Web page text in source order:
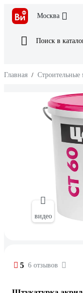
Москва
Поиск в
Главная / Строительные
видео
5 6 отзывов